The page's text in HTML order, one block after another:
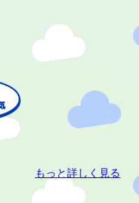
もっと詳しく見る